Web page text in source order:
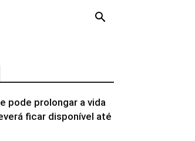
pode prolongar a vida
ficar disponível até